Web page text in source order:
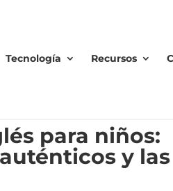
Tecnología Recursos
para niños:
y las